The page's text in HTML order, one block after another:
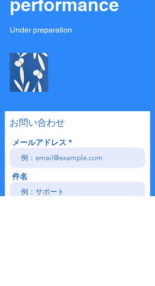
performance
Under preparation
​お問い合わせ
メールアドレス
件名